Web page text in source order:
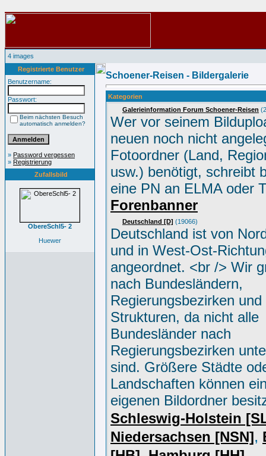
4 images
Registrierte Benutzer
Benutzername:
Passwort:
Beim nächsten Besuch
automatisch anmelden?
» Password vergessen
» Registrierung
Zufallsbild
ObereSchl5- 2
Huewer
Schoener-Reisen - Bildergalerie
Kategorien
Galerieinformation Forum Schoener-Reisen
Wer vor seinem
neuen noch nicht
Fotoordner (Land,
usw.) benötigt, schreibt
eine PN an ELMA oder
Forenbanner
Deutschland [D] (19066)
Deutschland ist von
und in West-Ost-
angeordnet. <br /> Wir
nach Bundesländern,
Regierungsbezirken
Strukturen, da nicht alle
Bundesländer nach
Regierungsbezirken
sind. Größere Städte
Landschaften können
eigenen Bildordner
Schleswig-Holstein
Niedersachsen [NSN],